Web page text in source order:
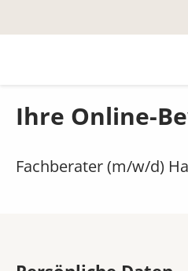
Wir als Arbeitgeber
FAQs
Ihre Online-
Fachberater (m/w/d)